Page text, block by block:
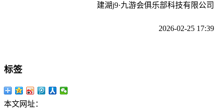
建湖j9·九游会俱乐部科技有限公司
2026-02-25 17:39
标签
本文网址：